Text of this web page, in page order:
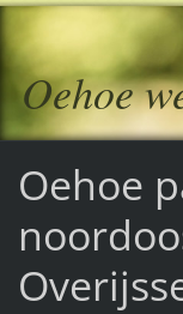
Oehoe
Oehoe